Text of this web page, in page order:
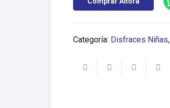
Categoría: Disfraces Niñas,